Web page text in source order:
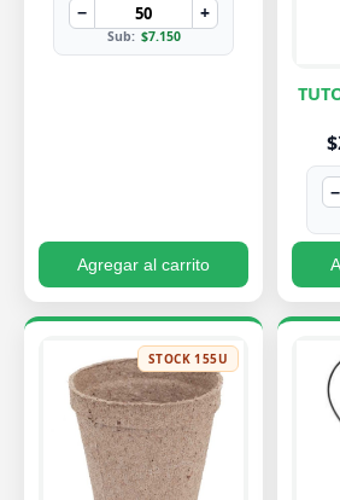
− +
Sub: $7.150
Agregar al carrito
−
STOCK 155U